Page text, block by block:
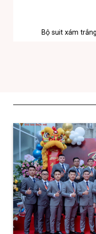
Bộ suit xám